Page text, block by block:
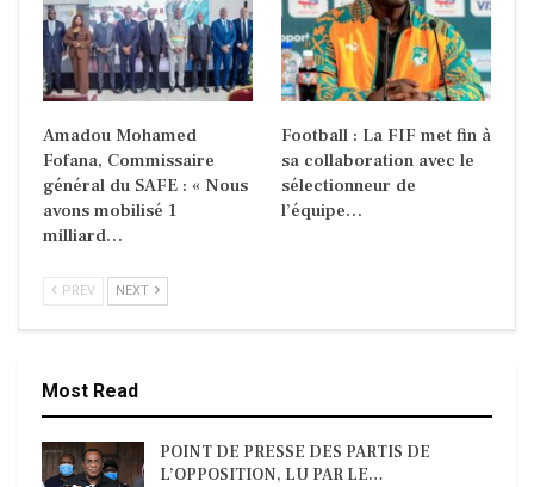
Amadou Mohamed
Fofana, Commissaire
général du SAFE : « Nous
avons mobilisé 1
milliard…
Football : La FIF met fin à
sa collaboration avec le
sélectionneur de
l’équipe…
PREV NEXT
Most Read
POINT DE PRESSE DES PARTIS DE
L’OPPOSITION, LU PAR LE…